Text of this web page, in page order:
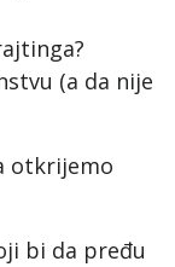
(a da nije
otkrijemo
bi da pređu